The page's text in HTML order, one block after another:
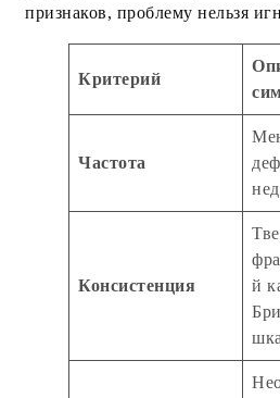
признаков, проблему нельзя
Критерий
Частота
Консистенция
й